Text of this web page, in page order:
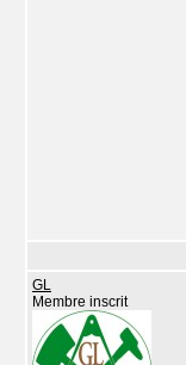
GL
Membre inscrit